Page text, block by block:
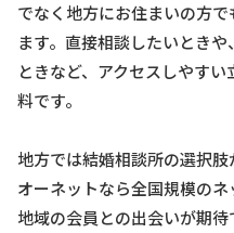
でなく地方にお住まいの方
ます。直接相談したいとき
ときなど、アクセスしやす
料です。
地方では結婚相談所の選択肢
オーネットなら全国規模の
地域の会員との出会いが期待